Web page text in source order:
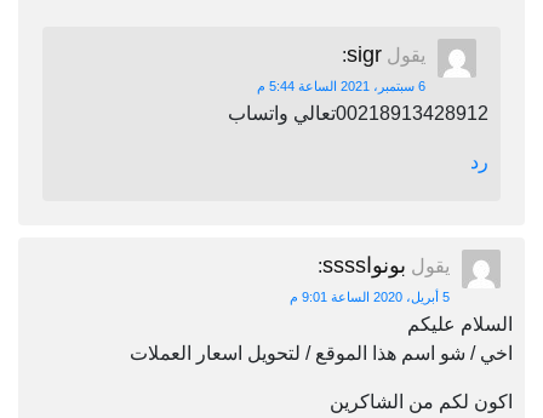
يقول sigr
:
6 سبتمبر، 2021 الساعة 5:44 م
00218913428912تعالي واتساب
رد
يقول بونواssss :
5 أبريل، 2020 الساعة 9:01 م
السلام عليكم
اخي / شو اسم هذا الموقع / لتحويل اسعار العملات
اكون لكم من الشاكرين